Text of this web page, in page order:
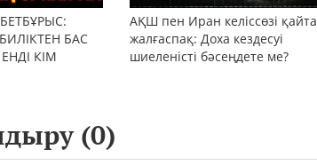
БАС
КІМ
АҚШ пен Иран келіссөзі қайта
жалғаспақ: Доха кездесуі
шиеленісті бәсеңдете ме?
(0)